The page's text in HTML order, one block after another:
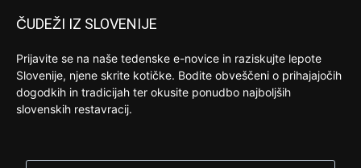
ČUDEŽI IZ SLOVENIJE
Prijavite se na naše tedenske e-novice in raziskujte lepote
Slovenije, njene skrite kotičke. Bodite obveščeni o prihajajočih
dogodkih in tradicijah ter okusite ponudbo najboljših
slovenskih restavracij.